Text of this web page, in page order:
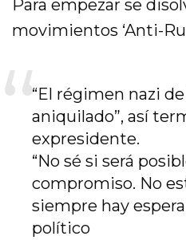
Para empezar se
movimientos ‘Anti-
“El régimen nazi
aniquilado”, así
expresidente.
“No sé si será
compromiso. No
siempre hay
político